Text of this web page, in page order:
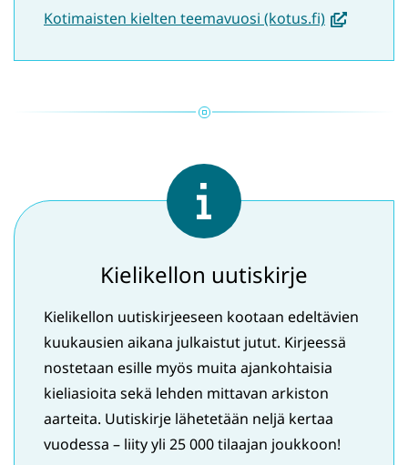
Kotimaisten kielten teemavuosi (kotus.fi)(avautuu
toiseen
Kielikellon uutiskirje
Kielikellon uutiskirjeeseen kootaan edeltävien
kuukausien aikana julkaistut jutut. Kirjeessä
nostetaan esille myös muita ajankohtaisia
kieliasioita sekä lehden mittavan arkiston
aarteita. Uutiskirje lähetetään neljä kertaa
vuodessa – liity yli 25 000 tilaajan joukkoon!